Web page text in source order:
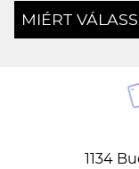
MIÉRT
1134